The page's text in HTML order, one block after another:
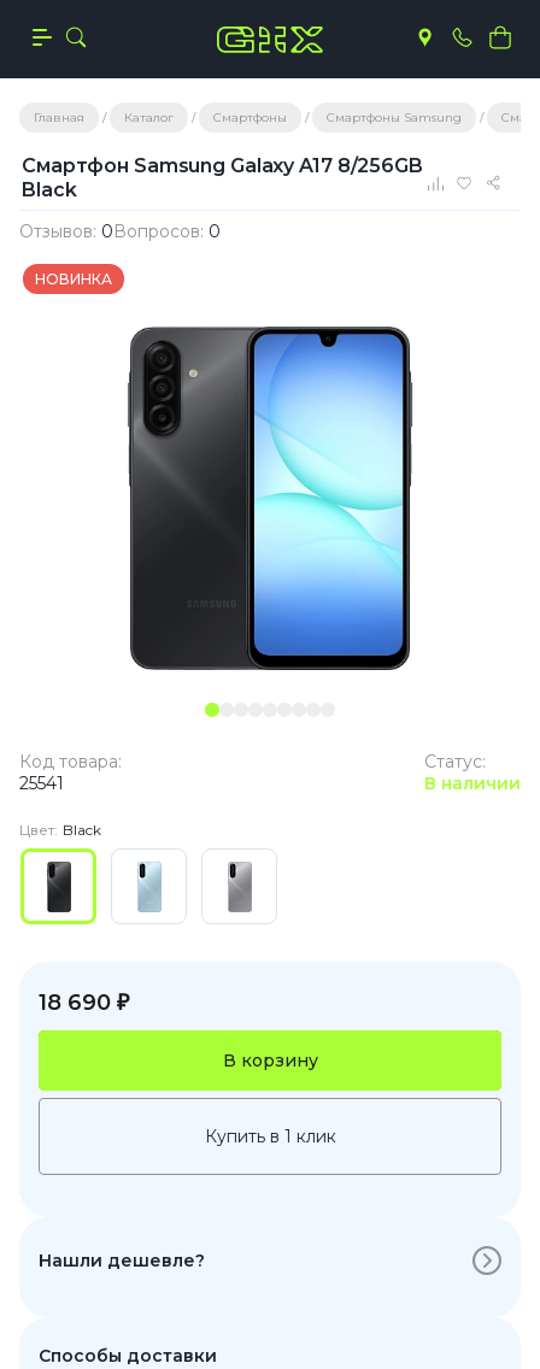
Главная Каталог Смартфоны Смартфоны Samsung
Смартфон Samsung Galaxy A17 8/256GB
Black
Отзывов: 0Вопросов: 0
НОВИНКА
Статус:
В наличии
Код товара:
25541
Цвет: Black
18 690 ₽
В корзину
Купить в 1 клик
Нашли дешевле?
Способы доставки